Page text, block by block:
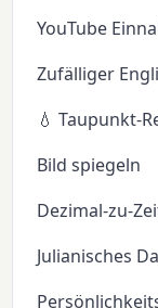
YouTube
Zufälliger
💧 Taupunkt-
Bild spiegeln
Dezimal-zu-
Julianisches